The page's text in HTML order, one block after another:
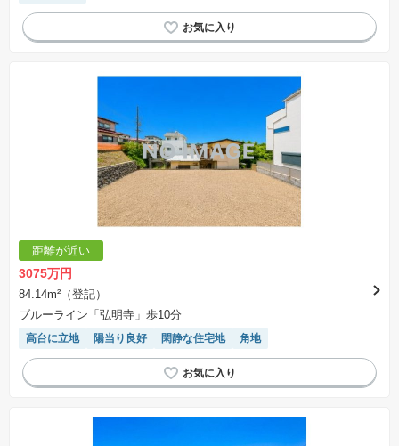
距離が近い
3075万円
84.14m²（登記）
ブルーライン「弘明寺」歩10分
高台に立地 陽当り良好 閑静な住宅地 角地